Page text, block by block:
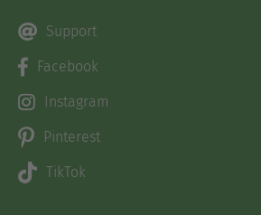
Support
Facebook
Instagram
Pinterest
TikTok